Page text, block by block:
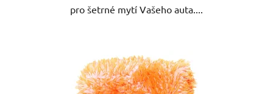
pro šetrné mytí Vašeho auta....